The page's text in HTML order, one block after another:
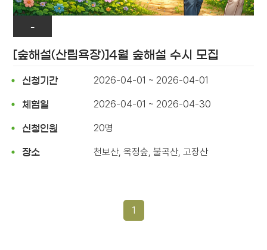
-
[숲해설(산림욕장)]4월 숲해설 수시 모집
신청기간 2026-04-01 ~ 2026-04-01
체험일 2026-04-01 ~ 2026-04-30
신청인원 20명
장소 천보산, 옥정숲, 불곡산, 고장산
1